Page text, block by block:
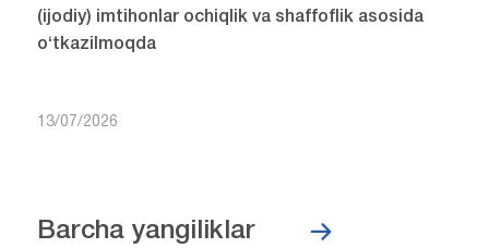
(ijodiy) imtihonlar ochiqlik va shaffoflik asosida
o‘tkazilmoqda
13/07/2026
Barcha yangiliklar